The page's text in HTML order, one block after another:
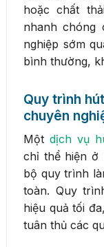
hoặc chất
nhanh chóng
nghiệp sớm
bình thường,
Quy trình
chuyên
Mộtdịch vụ
chỉ thể hiện ở
bộ quy trình
toàn. Quy
hiệu quả tối
tuân thủ các